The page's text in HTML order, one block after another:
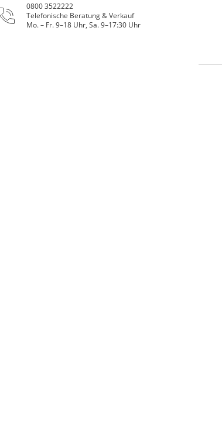
0800 3522222
Telefonische Beratung & Verkauf
Mo. – Fr. 9–18 Uhr, Sa. 9–17:30 Uhr